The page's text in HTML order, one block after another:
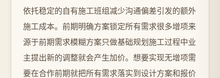
依托稳定的自有施工班组减少沟通偏差引发的额外
施工成本。前期明确方案锁定所有需求很多增项来
源于前期需求模糊方案只做基础规划施工过程中业
主提出新的调整就会产生加价。想要实现无增项需
要在合作前期就把所有需求落实到设计方案和报价